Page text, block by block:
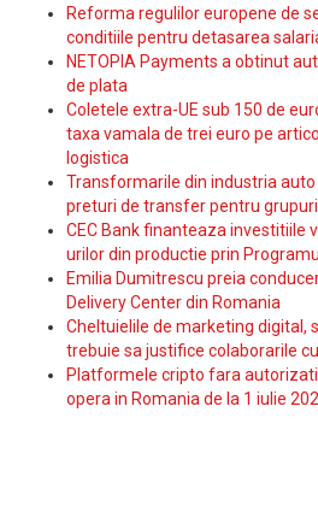
Reforma regulilor europene de
conditiile pentru detasarea
NETOPIA Payments a obtinut
de plata
Coletele extra-UE sub 150 de
taxa vamala de trei euro pe
logistica
Transformarile din industria
preturi de transfer pentru
CEC Bank finanteaza investitiile
urilor din productie prin
Emilia Dumitrescu preia
Delivery Center din Romania
Cheltuielile de marketing digital,
trebuie sa justifice colaborarile
Platformele cripto fara
opera in Romania de la 1 iulie